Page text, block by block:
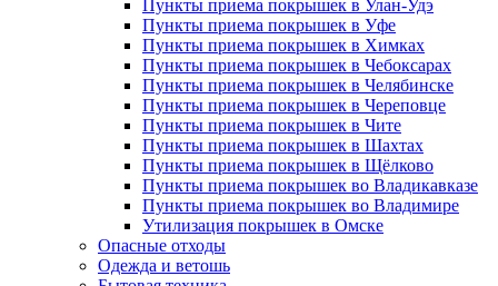
Пункты приема покрышек в Улан-Удэ
Пункты приема покрышек в Уфе
Пункты приема покрышек в Химках
Пункты приема покрышек в Чебоксарах
Пункты приема покрышек в Челябинске
Пункты приема покрышек в Череповце
Пункты приема покрышек в Чите
Пункты приема покрышек в Шахтах
Пункты приема покрышек в Щёлково
Пункты приема покрышек во Владикавказе
Пункты приема покрышек во Владимире
Утилизация покрышек в Омске
Опасные отходы
Одежда и ветошь